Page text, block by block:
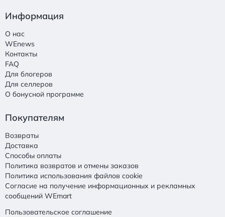
Информация
О нас
WEnews
Контакты
FAQ
Для блогеров
Для селлеров
О бонусной программе
Покупателям
Возвраты
Доставка
Способы оплаты
Политика возвратов и отмены заказов
Политика использования файлов cookie
Согласие на получение информационных и рекламных
сообщений WEmart
Пользовательское соглашение